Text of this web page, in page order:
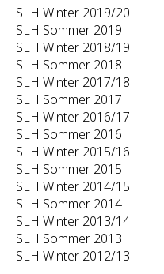
SLH Winter 2019/20
SLH Sommer 2019
SLH Winter 2018/19
SLH Sommer 2018
SLH Winter 2017/18
SLH Sommer 2017
SLH Winter 2016/17
SLH Sommer 2016
SLH Winter 2015/16
SLH Sommer 2015
SLH Winter 2014/15
SLH Sommer 2014
SLH Winter 2013/14
SLH Sommer 2013
SLH Winter 2012/13